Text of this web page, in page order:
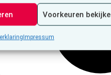
Voorkeuren
Impressum